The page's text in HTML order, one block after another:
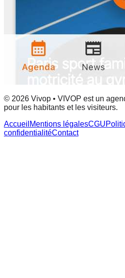
© 2026 Vivop • VIVOP est un
pour les habitants et les visiteurs.
Accueil Mentions légalesCGU
confidentialitéContact